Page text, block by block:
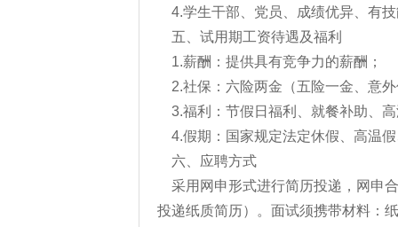
4.学生干部、党员、成绩优异、有
五、试用期工资待遇及福利
1.薪酬：提供具有竞争力的薪酬；
2.社保：六险两金（五险一金、意
3.福利：节假日福利、就餐补助、
4.假期：国家规定法定休假、高温
六、应聘方式
采用网申形式进行简历投递，网申
投递纸质简历）。面试须携带材料：